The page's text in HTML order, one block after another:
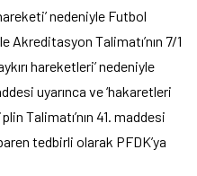
nedeniyle Futbol
Akreditasyon Talimatı’nın 7/1
hareketleri’ nedeniyle
uyarınca ve ‘hakaretleri
Talimatı’nın 41. maddesi
tedbirli olarak PFDK’ya